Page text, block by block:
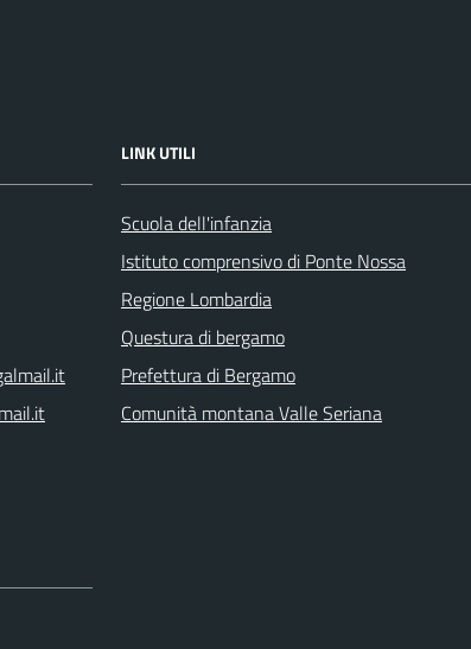
LINK UTILI
Scuola dell'infanzia
Istituto comprensivo di Ponte Nossa
Regione Lombardia
Questura di bergamo
Prefettura di Bergamo
Comunità montana Valle Seriana